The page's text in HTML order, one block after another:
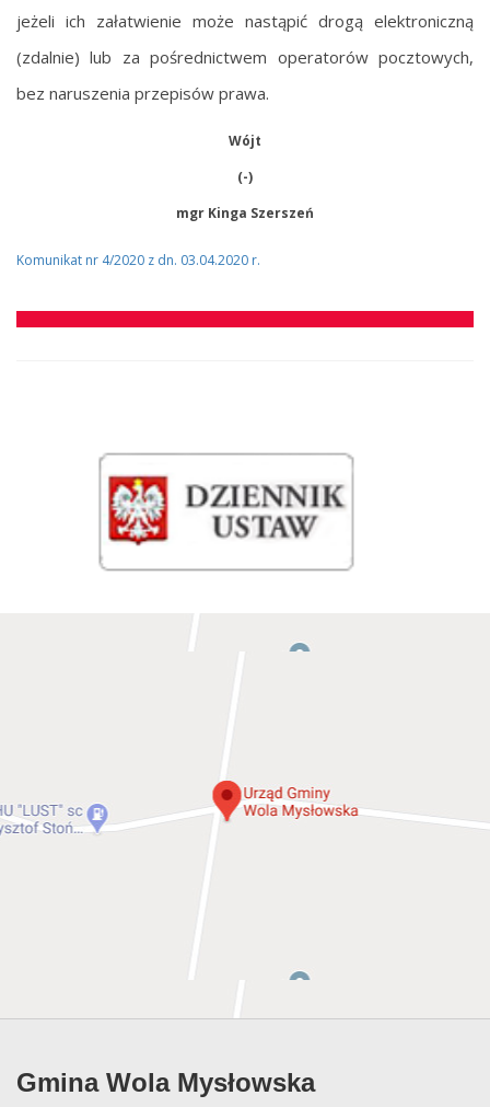
jeżeli ich załatwienie może nastąpić drogą elektroniczną
(zdalnie) lub za pośrednictwem operatorów pocztowych,
bez naruszenia przepisów prawa.
Wójt
(-)
mgr Kinga Szerszeń
Komunikat nr 4/2020 z dn. 03.04.2020 r.
Gmina Wola Mysłowska